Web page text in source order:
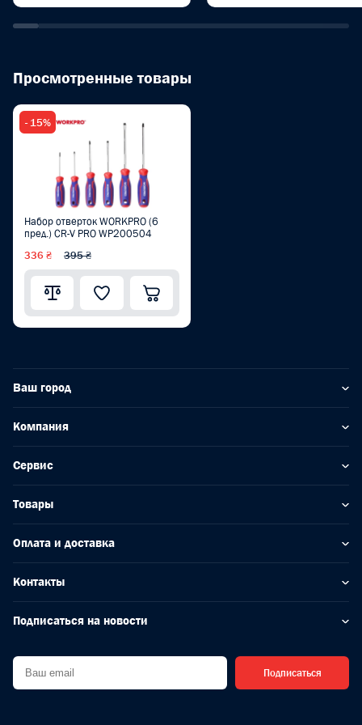
Просмотренные товары
- 15%
Набор отверток WORKPRO (6
пред.) CR-V PRO WP200504
336 ₴ 395 ₴
Ваш город
Компания
Сервис
Товары
Оплата и доставка
Контакты
Подписаться на новости
Подписаться